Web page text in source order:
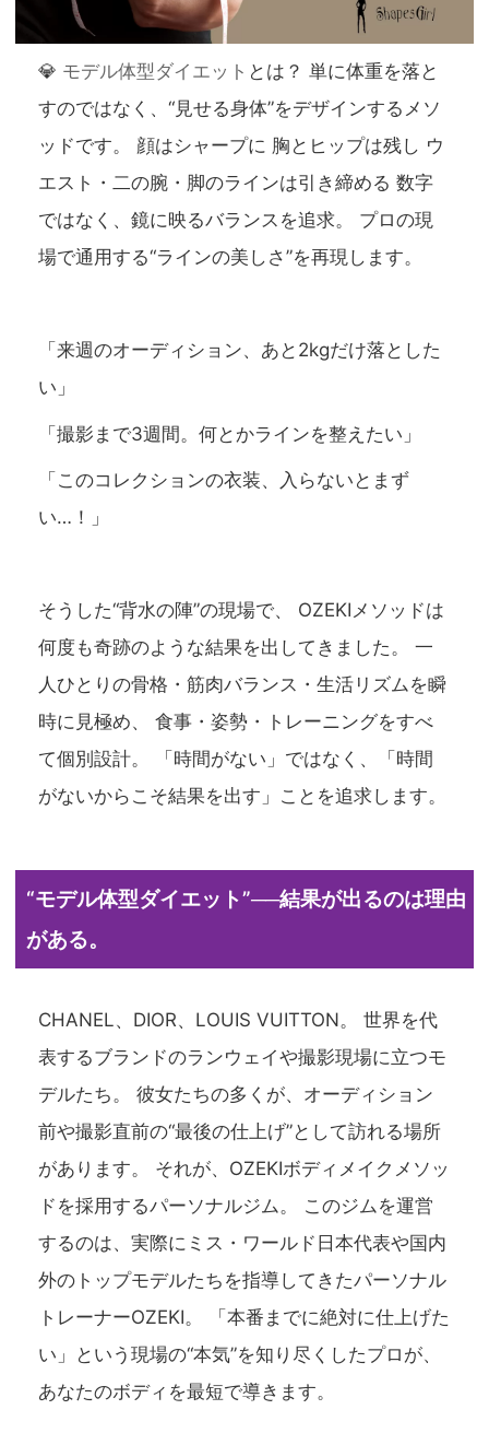
💎 モデル体型ダイエット とは？ 単に体重を落と
すのではなく、“見せる身体”をデザインするメソ
ッドです。 顔はシャープに 胸とヒップは残し ウ
エスト・二の腕・脚のラインは引き締める 数字
ではなく、鏡に映るバランスを追求。 プロの現
場で通用する“ラインの美しさ”を再現します。
「来週のオーディション、あと2kgだけ落とした
い」
「撮影まで3週間。何とかラインを整えたい」
「このコレクションの衣装、入らないとまず
い…！」
そうした“背水の陣”の現場で、 OZEKIメソッドは
何度も奇跡のような結果を出してきました。 一
人ひとりの骨格・筋肉バランス・生活リズムを瞬
時に見極め、 食事・姿勢・トレーニングをすべ
て個別設計。 「時間がない」ではなく、「時間
がないからこそ結果を出す」ことを追求します。
“モデル体型ダイエット”──結果が出るのは理由
がある。
CHANEL、DIOR、LOUIS VUITTON。 世界を代
表するブランドのランウェイや撮影現場に立つモ
デルたち。 彼女たちの多くが、オーディション
前や撮影直前の“最後の仕上げ”として訪れる場所
があります。 それが、OZEKIボディメイクメソッ
ドを採用するパーソナルジム。 このジムを運営
するのは、実際にミス・ワールド日本代表や国内
外のトップモデルたちを指導してきたパーソナル
トレーナーOZEKI。 「本番までに絶対に仕上げた
い」という現場の“本気”を知り尽くしたプロが、
あなたのボディを最短で導きます。